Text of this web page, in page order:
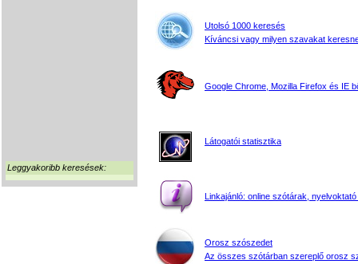
Leggyakoribb keresések:
Utolsó 1000 keresés
Kíváncsi vagy milyen szavakat
Google Chrome, Mozilla Firefox és IE
Látogatói statisztika
Linkajánló: online szótárak, nyelvoktató
Orosz szószedet
Az összes szótárban szereplő orosz